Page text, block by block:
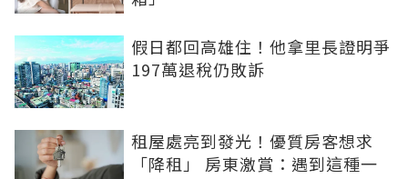
假日都回高雄住！他拿里長證明爭
197萬退稅仍敗訴
租屋處亮到發光！優質房客想求
「降租」 房東激賞：遇到這種一